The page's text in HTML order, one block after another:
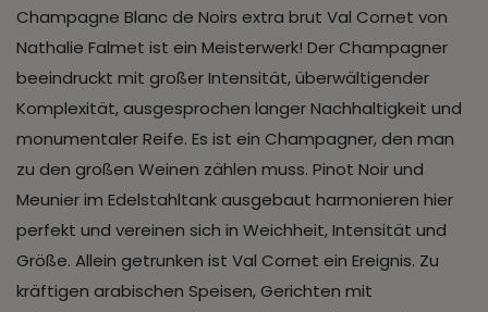
Champagne Blanc de Noirs extra brut Val Cornet von
Nathalie Falmet ist ein Meisterwerk! Der Champagner
beeindruckt mit großer Intensität, überwältigender
Komplexität, ausgesprochen langer Nachhaltigkeit und
monumentaler Reife. Es ist ein Champagner, den man
zu den großen Weinen zählen muss. Pinot Noir und
Meunier im Edelstahltank ausgebaut harmonieren hier
perfekt und vereinen sich in Weichheit, Intensität und
Größe. Allein getrunken ist Val Cornet ein Ereignis. Zu
kräftigen arabischen Speisen, Gerichten mit